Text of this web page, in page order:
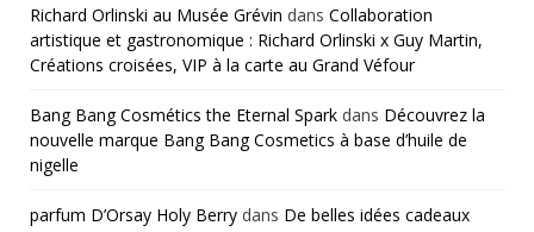
Richard Orlinski au Musée Grévin dans Collaboration
artistique et gastronomique : Richard Orlinski x Guy Martin,
Créations croisées, VIP à la carte au Grand Véfour
Bang Bang Cosmétics the Eternal Spark dans Découvrez la
nouvelle marque Bang Bang Cosmetics à base d’huile de
nigelle
parfum D’Orsay Holy Berry dans De belles idées cadeaux